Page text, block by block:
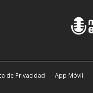
de Privacidad App Móvil